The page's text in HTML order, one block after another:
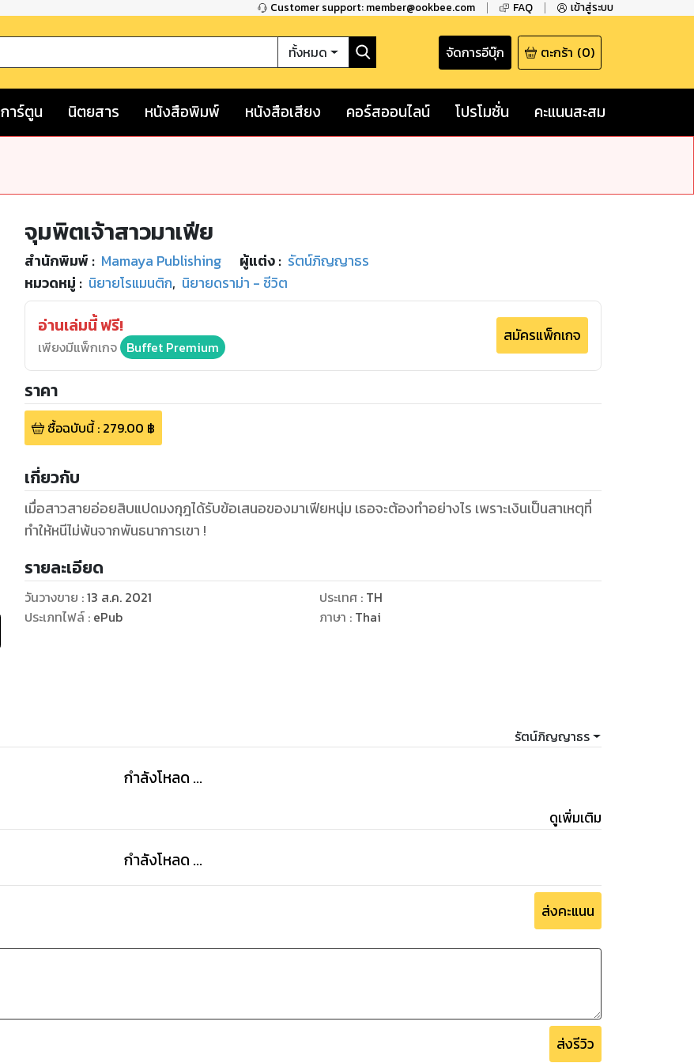
Customer support: member@ookbee.com FAQ เข้าสู่ระบบ
ทั้งหมด จัดการอีบุ๊ก ตะกร้า (0)
การ์ตูน นิตยสาร หนังสือพิมพ์ หนังสือเสียง คอร์สออนไลน์ โปรโมชั่น คะแนนสะสม
จุมพิตเจ้าสาวมาเฟีย
สำนักพิมพ์ : Mamaya Publishing ผู้แต่ง : รัตน์ภิญญาธร
หมวดหมู่ : นิยายโรแมนติก, นิยายดราม่า - ชีวิต
อ่านเล่มนี้ ฟรี!
เพียงมีแพ็กเกจ Buffet Premium
สมัครแพ็กเกจ
ราคา
ซื้อฉบับนี้: 279.00 ฿
เกี่ยวกับ
เมื่อสาวสายอ่อยสิบแปดมงกุฎได้รับข้อเสนอของมาเฟียหนุ่ม เธอจะต้องทำอย่างไร เพราะเงินเป็นสาเหตุที่
ทำให้หนีไม่พ้นจากพันธนาการเขา !
รายละเอียด
วันวางขาย :13 ส.ค. 2021
ประเภทไฟล์: ePub
ประเทศ : TH
ภาษา : Thai
รัตน์ภิญญาธร
กำลังโหลด ...
ดูเพิ่มเติม
กำลังโหลด ...
ส่งคะแนน
ส่งรีวิว